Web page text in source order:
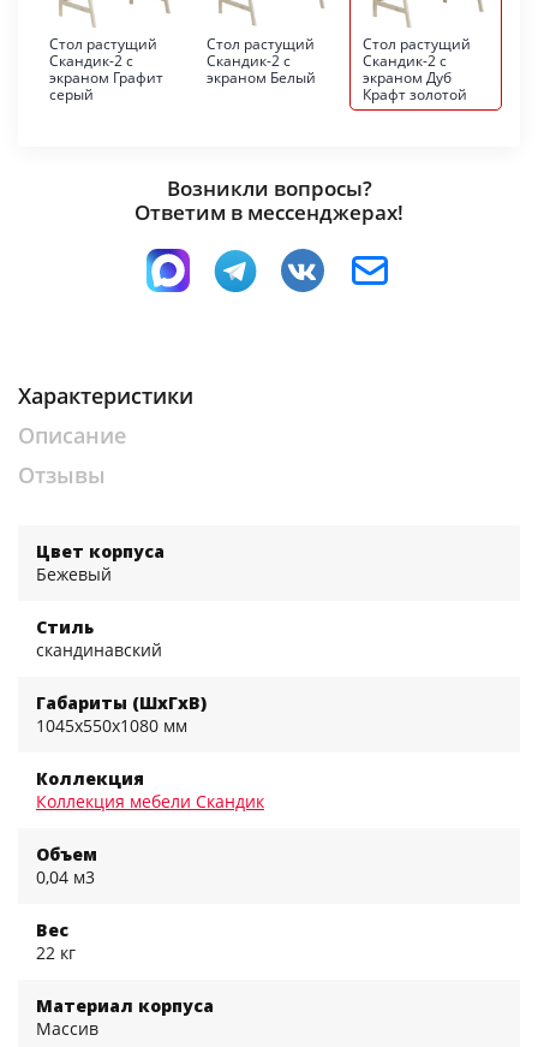
Стол растущий
Скандик-2 с
экраном Графит
серый
Стол растущий
Скандик-2 с
экраном Белый
Стол растущий
Скандик-2 с
экраном Дуб
Крафт золотой
Возникли вопросы?
Ответим в мессенджерах!
Характеристики
Описание
Отзывы
Цвет корпуса
Бежевый
Стиль
скандинавский
Габариты (ШхГхВ)
1045x550x1080 мм
Коллекция
Коллекция мебели Скандик
Объем
0,04 м3
Вес
22 кг
Материал корпуса
Массив